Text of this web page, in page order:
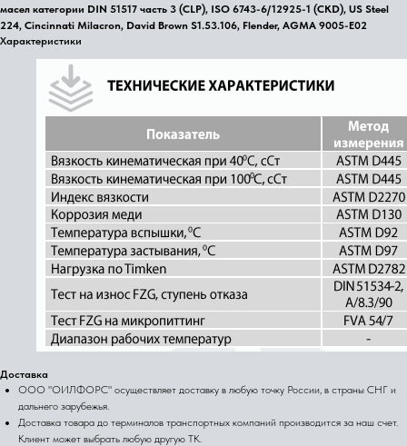
масел категории DIN 51517 часть 3 (CLP), ISO 6743-6/12925-1 (CKD), US Steel
224, Cincinnati Milacron, David Brown S1.53.106, Flender, AGMA 9005-E02
Характеристики
Доставка
ООО "ОИЛФОРС" осуществляет доставку в любую точку России, в страны СНГ и
дальнего зарубежья.
Доставка товара до терминалов транспортных компаний производится за наш счет.
Клиент может выбрать любую другую ТК.